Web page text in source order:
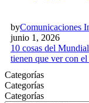
byComunicaciones
junio 1, 2026
10 cosas del
tienen que ver con
Categorías
Categorías
Categorías